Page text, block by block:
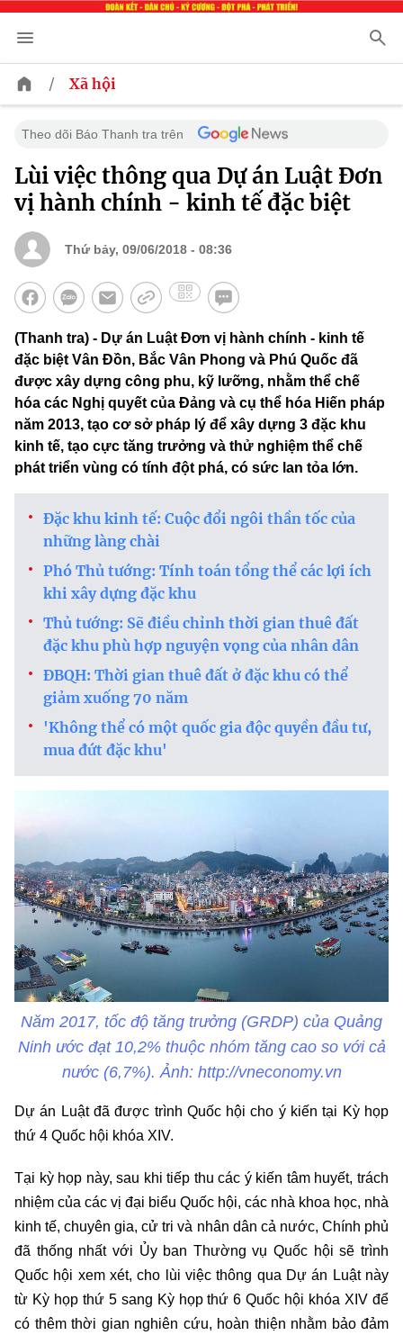
/ Xã hội
Theo dõi Báo Thanh tra trên
Lùi việc thông qua Dự án Luật Đơn
vị hành chính - kinh tế đặc biệt
Thứ bảy, 09/06/2018 - 08:36
(Thanh tra) - Dự án Luật Đơn vị hành chính - kinh tế
đặc biệt Vân Đồn, Bắc Vân Phong và Phú Quốc đã
được xây dựng công phu, kỹ lưỡng, nhằm thể chế
hóa các Nghị quyết của Đảng và cụ thể hóa Hiến pháp
năm 2013, tạo cơ sở pháp lý để xây dựng 3 đặc khu
kinh tế, tạo cực tăng trưởng và thử nghiệm thể chế
phát triển vùng có tính đột phá, có sức lan tỏa lớn.
Đặc khu kinh tế: Cuộc đổi ngôi thần tốc của
những làng chài
Phó Thủ tướng: Tính toán tổng thể các lợi ích
khi xây dựng đặc khu
Thủ tướng: Sẽ điều chỉnh thời gian thuê đất
đặc khu phù hợp nguyện vọng của nhân dân
ĐBQH: Thời gian thuê đất ở đặc khu có thể
giảm xuống 70 năm
'Không thể có một quốc gia độc quyền đầu tư,
mua đứt đặc khu'
Năm 2017, tốc độ tăng trưởng (GRDP) của Quảng
Ninh ước đạt 10,2% thuộc nhóm tăng cao so với cả
nước (6,7%). Ảnh: http://vneconomy.vn
Dự án Luật đã được trình Quốc hội cho ý kiến tại Kỳ họp
thứ 4 Quốc hội khóa XIV.
Tại kỳ họp này, sau khi tiếp thu các ý kiến tâm huyết, trách
nhiệm của các vị đại biểu Quốc hội, các nhà khoa học, nhà
kinh tế, chuyên gia, cử tri và nhân dân cả nước, Chính phủ
đã thống nhất với Ủy ban Thường vụ Quốc hội sẽ trình
Quốc hội xem xét, cho lùi việc thông qua Dự án Luật này
từ Kỳ họp thứ 5 sang Kỳ họp thứ 6 Quốc hội khóa XIV để
có thêm thời gian nghiên cứu, hoàn thiện nhằm bảo đảm